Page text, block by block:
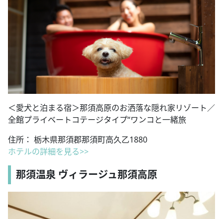
＜愛犬と泊まる宿＞那須高原のお洒落な隠れ家リゾート／
全館プライベートコテージタイプ“ワンコと一緒旅
住所： 栃木県那須郡那須町高久乙1880
ホテルの詳細を見る>>
那須温泉 ヴィラージュ那須高原